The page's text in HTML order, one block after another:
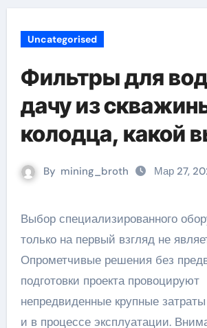
Uncategorised
Фильтры для
дачу из
колодца, какой
By mining_broth Мар 27,
Выбор специализированного оборудования
только на первый взгляд не
Опрометчивые решения без
подготовки проекта провоцируют
непредвиденные крупные
и в процессе эксплуатации.